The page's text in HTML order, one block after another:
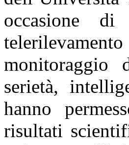
occasione
monitoraggio
serietà,
hanno
risultati